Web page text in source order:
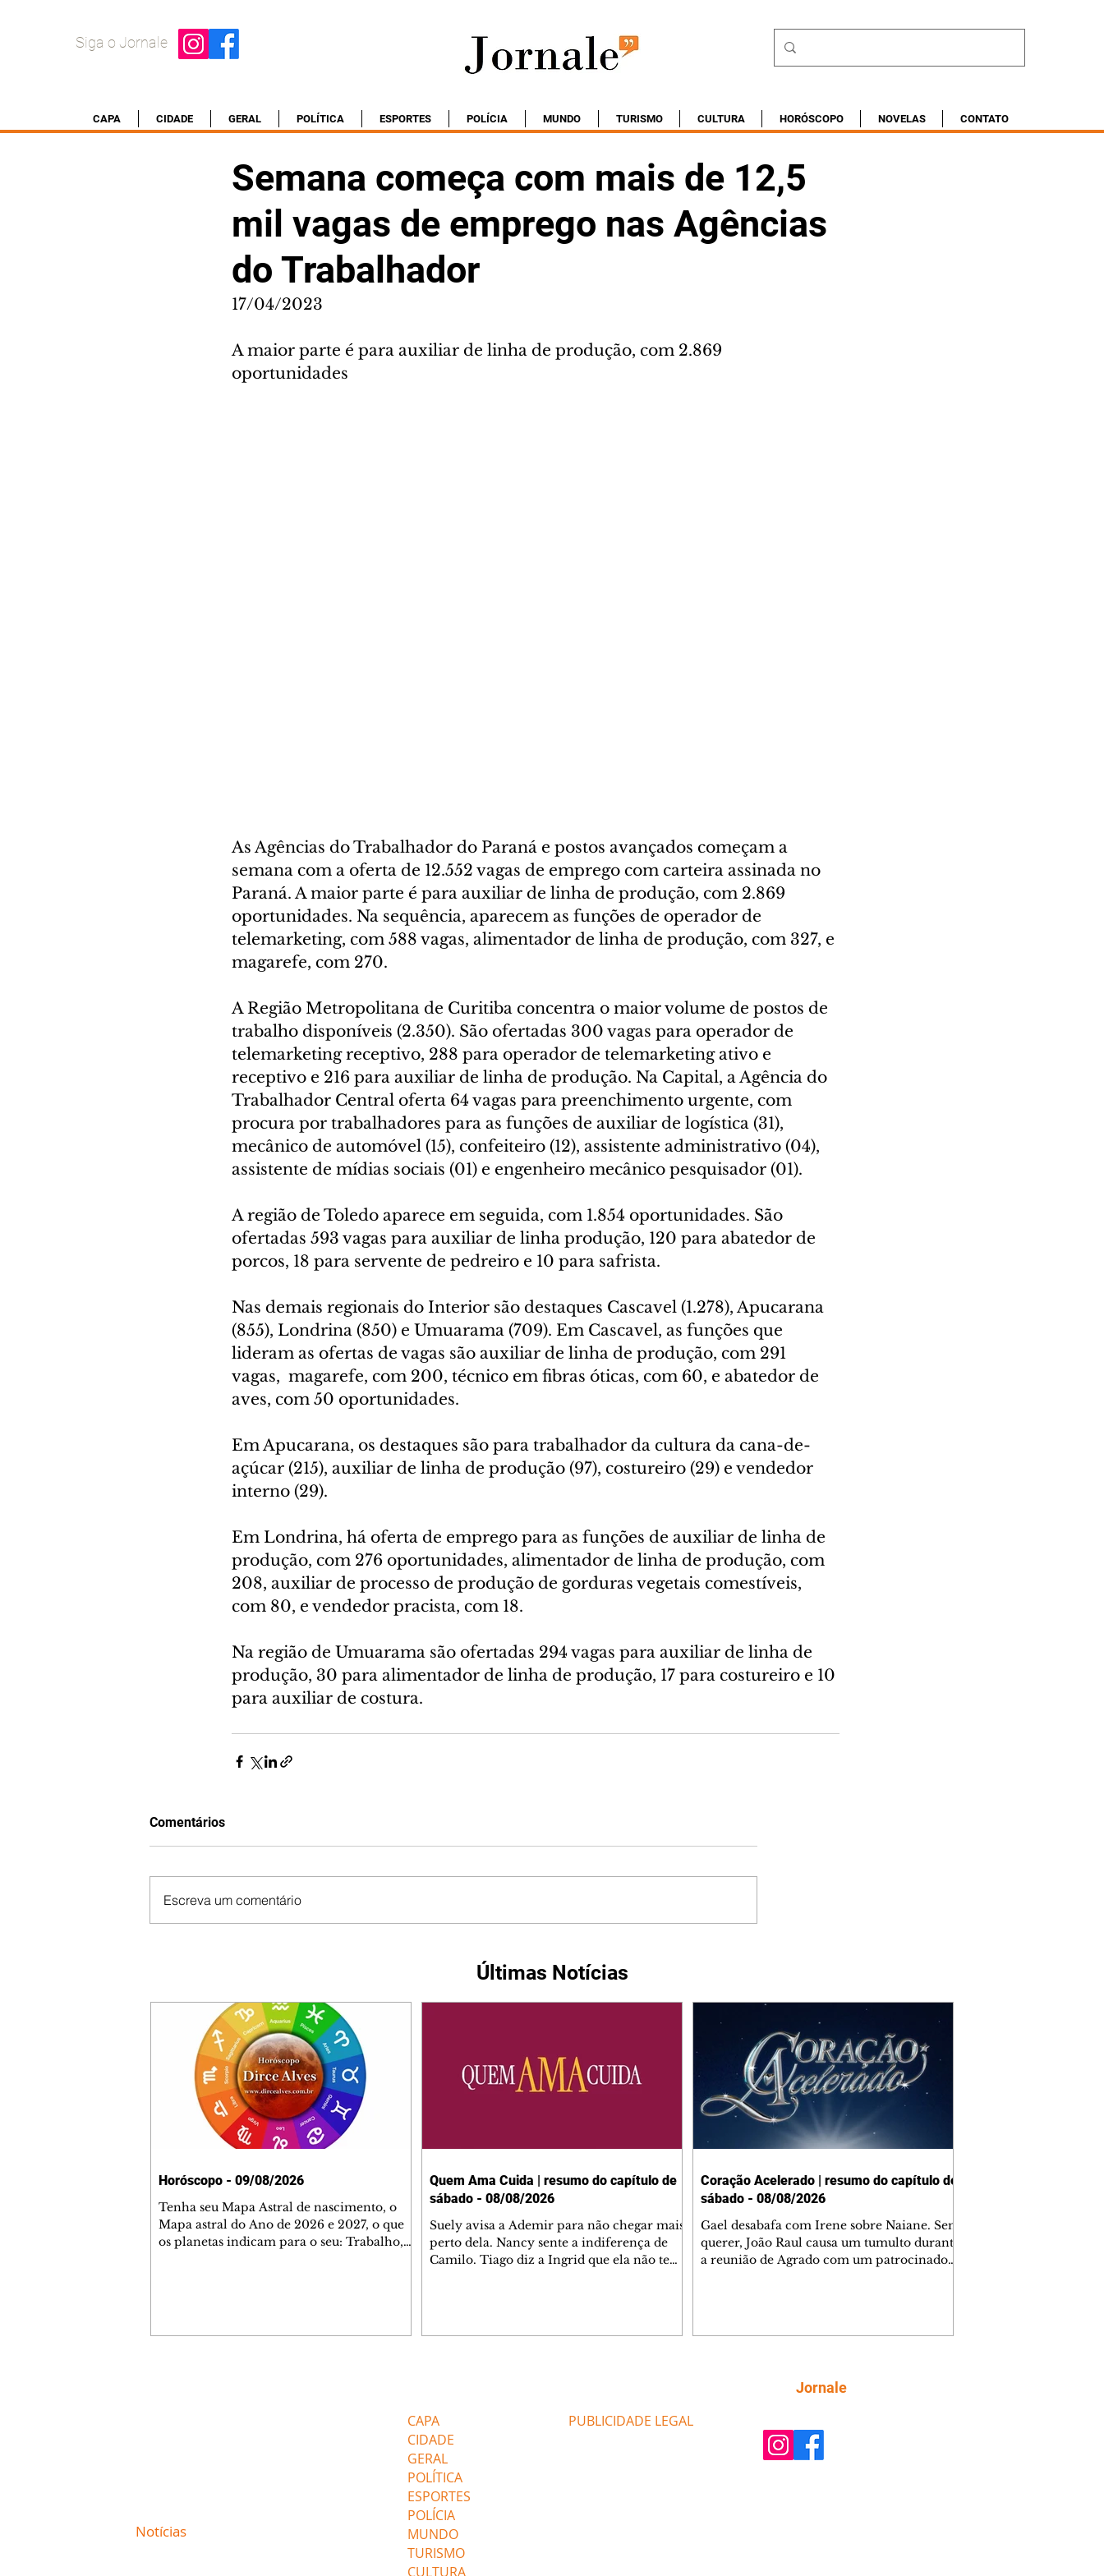
Siga o Jornale
CAPA CIDADE GERAL POLÍTICA ESPORTES POLÍCIA MUNDO TURISMO CULTURA HORÓSCOPO NOVELAS CONTATO
Semana começa com mais de 12,5
mil vagas de emprego nas Agências
do Trabalhador
17/04/2023
A maior parte é para auxiliar de linha de produção, com 2.869
oportunidades
As Agências do Trabalhador do Paraná e postos avançados começam a
semana com a oferta de 12.552 vagas de emprego com carteira assinada no
Paraná. A maior parte é para auxiliar de linha de produção, com 2.869
oportunidades. Na sequência, aparecem as funções de operador de
telemarketing, com 588 vagas, alimentador de linha de produção, com 327, e
magarefe, com 270.
A Região Metropolitana de Curitiba concentra o maior volume de postos de
trabalho disponíveis (2.350). São ofertadas 300 vagas para operador de
telemarketing receptivo, 288 para operador de telemarketing ativo e
receptivo e 216 para auxiliar de linha de produção. Na Capital, a Agência do
Trabalhador Central oferta 64 vagas para preenchimento urgente, com
procura por trabalhadores para as funções de auxiliar de logística (31),
mecânico de automóvel (15), confeiteiro (12), assistente administrativo (04),
assistente de mídias sociais (01) e engenheiro mecânico pesquisador (01).
A região de Toledo aparece em seguida, com 1.854 oportunidades. São
ofertadas 593 vagas para auxiliar de linha produção, 120 para abatedor de
porcos, 18 para servente de pedreiro e 10 para safrista.
Nas demais regionais do Interior são destaques Cascavel (1.278), Apucarana
(855), Londrina (850) e Umuarama (709). Em Cascavel, as funções que
lideram as ofertas de vagas são auxiliar de linha de produção, com 291
vagas,  magarefe, com 200, técnico em fibras óticas, com 60, e abatedor de
aves, com 50 oportunidades.
Em Apucarana, os destaques são para trabalhador da cultura da cana-de-
açúcar (215), auxiliar de linha de produção (97), costureiro (29) e vendedor
interno (29).
Em Londrina, há oferta de emprego para as funções de auxiliar de linha de
produção, com 276 oportunidades, alimentador de linha de produção, com
208, auxiliar de processo de produção de gorduras vegetais comestíveis,
com 80, e vendedor pracista, com 18.
Na região de Umuarama são ofertadas 294 vagas para auxiliar de linha de
produção, 30 para alimentador de linha de produção, 17 para costureiro e 10
para auxiliar de costura.
Comentários
Escreva um comentário
Últimas Notícias
Horóscopo - 09/08/2026
Tenha seu Mapa Astral de nascimento, o
Mapa astral do Ano de 2026 e 2027, o que
os planetas indicam para o seu: Trabalho,
Quem Ama Cuida | resumo do capítulo de
sábado - 08/08/2026
Suely avisa a Ademir para não chegar mais
perto dela. Nancy sente a indiferença de
Camilo. Tiago diz a Ingrid que ela não tem
que está feliz trabalhando no restaurante de
Nanc
Coração Acelerado | resumo do capítulo de
sábado - 08/08/2026
Gael desabafa com Irene sobre Naiane. Sem
querer, João Raul causa um tumulto durante
a reunião de Agrado com um patrocinador.
inventa para Agrado que não está
conseguindo conviver com seu sucesso, e
Notícias
CAPA
CIDADE
GERAL
POLÍTICA
ESPORTES
POLÍCIA
MUNDO
TURISMO
CULTURA
PUBLICIDADE LEGAL
Jornale